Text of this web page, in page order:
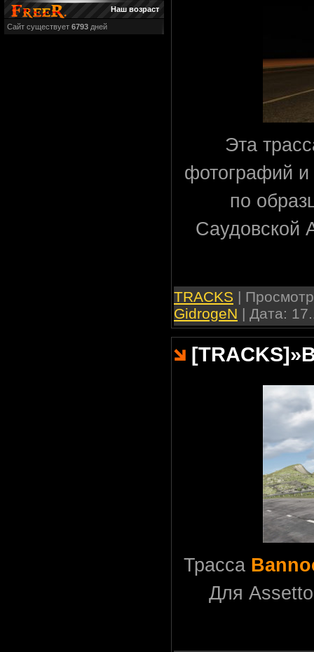
Наш возраст
Сайт существует 6793 дней
Эта
фотографий
по
Саудовской
TRACKS |
GidrogeN | Дата:
[TRACKS]»
Трасса
Для Assetto